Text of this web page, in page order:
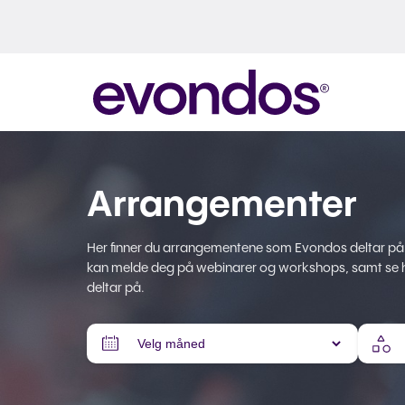
Arrangementer
Her finner du arrangementene som Evondos deltar
kan melde deg på webinarer og workshops, samt se
deltar på.